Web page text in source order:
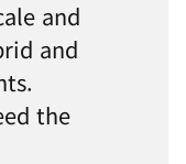
and
and
the